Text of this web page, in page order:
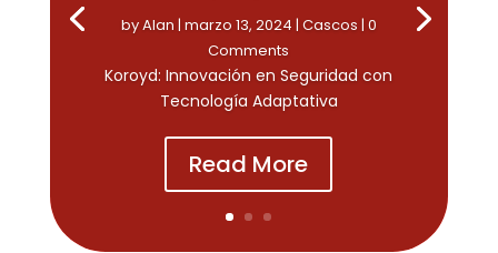
byAlan | marzo 13, 2024 | Cascos | 0
Comments
Koroyd: Innovación en Seguridad con
Tecnología Adaptativa
Read More